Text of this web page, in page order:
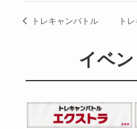
トレキャンバトル ト
イベ